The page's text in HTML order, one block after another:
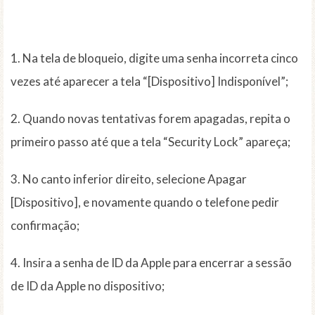
1. Na tela de bloqueio, digite uma senha incorreta cinco
vezes até aparecer a tela “[Dispositivo] Indisponível”;
2. Quando novas tentativas forem apagadas, repita o
primeiro passo até que a tela “Security Lock” apareça;
3. No canto inferior direito, selecione Apagar
[Dispositivo], e novamente quando o telefone pedir
confirmação;
4. Insira a senha de ID da Apple para encerrar a sessão
de ID da Apple no dispositivo;